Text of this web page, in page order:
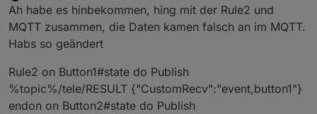
panelRecvTopic
panelRecvTopic:
Offline
Ah habe es hinbekommen, hing mit der Rule2 und
MQTT zusammen, die Daten kamen falsch an im MQTT.
Habs so geändert
Rule2 on Button1#state do Publish
%topic%/tele/RESULT {"CustomRecv":"event,button1"}
endon on Button2#state do Publish